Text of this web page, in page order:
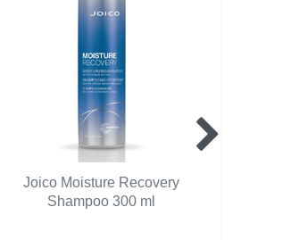
Joico Moisture Recovery
Shampoo 300 ml